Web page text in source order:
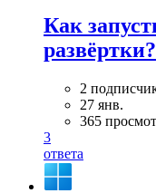
Как
развёртки?
2
27 янв.
365
3
ответа